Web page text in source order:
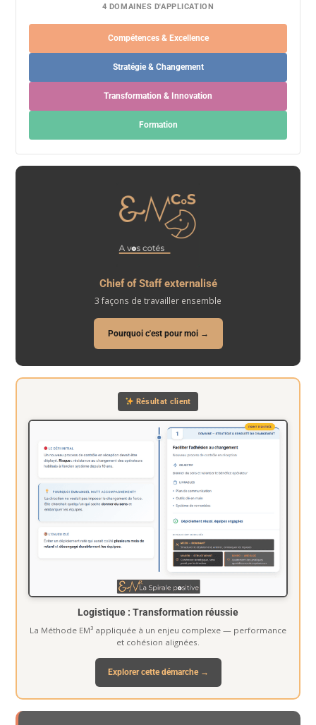
4 DOMAINES D'APPLICATION
Compétences & Excellence
Stratégie & Changement
Transformation & Innovation
Formation
Chief of Staff externalisé
3 façons de travailler ensemble
Pourquoi c'est pour moi →
Résultat client
Logistique : Transformation réussie
La Méthode EM³ appliquée à un enjeu complexe — performance
et cohésion alignées.
Explorer cette démarche →